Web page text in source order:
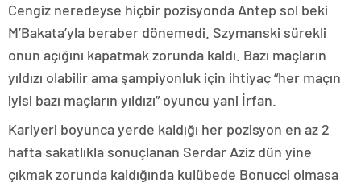
Cengiz neredeyse hiçbir pozisyonda Antep sol beki
M’Bakata’yla beraber dönemedi. Szymanski sürekli
onun açığını kapatmak zorunda kaldı. Bazı maçların
yıldızı olabilir ama şampiyonluk için ihtiyaç “her maçın
iyisi bazı maçların yıldızı” oyuncu yani İrfan.
Kariyeri boyunca yerde kaldığı her pozisyon en az 2
hafta sakatlıkla sonuçlanan Serdar Aziz dün yine
çıkmak zorunda kaldığında kulübede Bonucci olmasa